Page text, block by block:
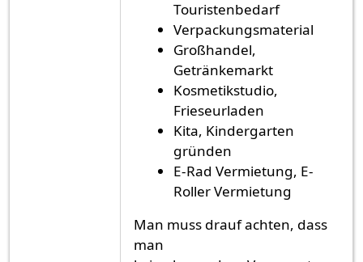
Touristenbedarf
Verpackungsmaterial
Großhandel,
Getränkemarkt
Kosmetikstudio,
Frieseurladen
Kita, Kindergarten
gründen
E-Rad Vermietung, E-
Roller Vermietung
Man muss drauf achten, dass
man